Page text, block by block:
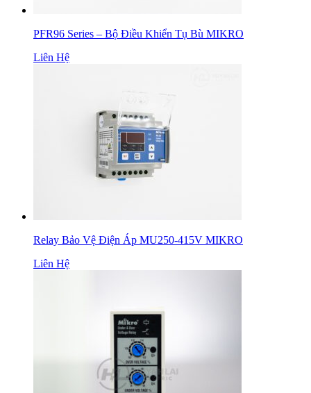
PFR96 Series – Bộ Điều Khiển Tụ Bù MIKRO
Liên Hệ
Relay Bảo Vệ Điện Áp MU250-415V MIKRO
Liên Hệ